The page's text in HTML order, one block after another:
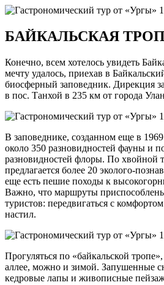
БАЙКАЛЬСКАЯ
Конечно, всем хотелось увидеть
мечту удалось, приехав в
биосферный заповедник. Дирекция
в пос. Танхой в 235 км от города
В заповеднике, созданном еще в
около 350 разновидностей фауны и
разновидностей флоры. По хвойной
предлагается более 20 эколого-
еще есть пешие походы к
Важно, что маршруты
туристов: передвигаться с
настил.
Прогуляться по «байкальской
аллее, можно и зимой. Запушенные
кедровые лапы и живописные